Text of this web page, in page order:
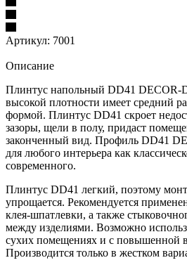
Артикул: 7001
Описание
Плинтус напольный DD41 DECOR-
высокой плотности имеет средний
формой. Плинтус DD41 скроет
зазоры, щели в полу, придаст
законченный вид. Профиль DD41
для любого интерьера как
современного.
Плинтус DD41 легкий, поэтому
упрощается. Рекомендуется
клея-шпатлевки, а также
между изделиями. Возможно
сухих помещениях и с повышенной
Производится только в жестком